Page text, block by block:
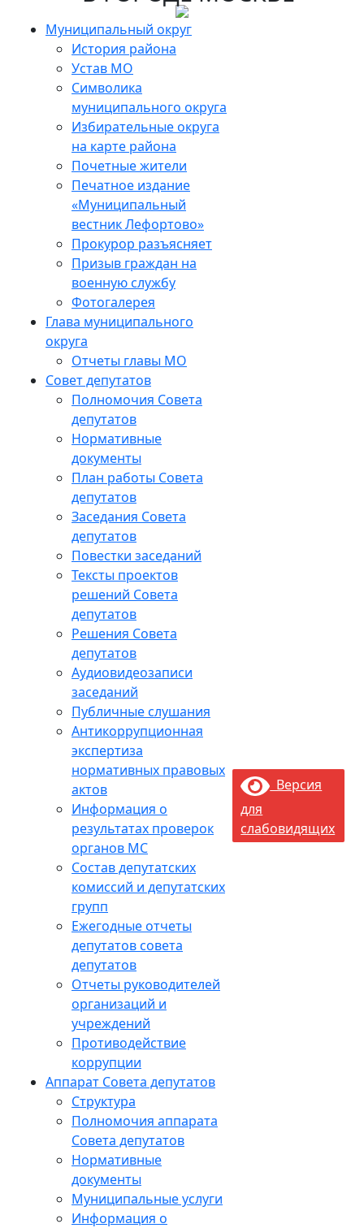
Муниципальный округ
История района
Устав МО
Символика
муниципального округа
Избирательные округа
на карте района
Почетные жители
Печатное издание
«Муниципальный
вестник Лефортово»
Прокурор разъясняет
Призыв граждан на
военную службу
Фотогалерея
Глава муниципального
округа
Отчеты главы МО
Совет депутатов
Полномочия Совета
депутатов
Нормативные
документы
План работы Совета
депутатов
Заседания Cовета
депутатов
Повестки заседаний
Тексты проектов
решений Совета
депутатов
Решения Совета
депутатов
Аудиовидеозаписи
заседаний
Публичные слушания
Антикоррупционная
экспертиза
нормативных правовых
актов
Информация о
результатах проверок
органов МС
Состав депутатских
комиссий и депутатских
групп
Ежегодные отчеты
депутатов совета
депутатов
Отчеты руководителей
организаций и
учреждений
Противодействие
коррупции
Аппарат Совета депутатов
Структура
Полномочия аппарата
Совета депутатов
Нормативные
документы
Муниципальные услуги
Информация о
Версия
для
слабовидящих